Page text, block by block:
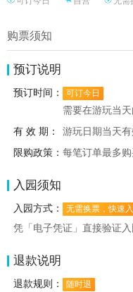
购票须知
预订说明
预订时间： 可订今日
需要在游玩当
有 效 期：
游玩日期当天有
限购政策： 每笔订单最多
入园须知
入园方式： 无需换票，快速
凭「电子凭证」直接验证入
退款说明
退款规则： 随时退